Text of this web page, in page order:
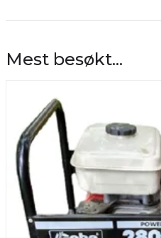
Mest besøkt...